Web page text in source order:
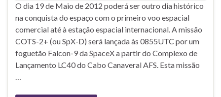
O dia 19 de Maio de 2012 poderá ser outro dia histórico
na conquista do espaço com o primeiro voo espacial
comercial até à estação espacial internacional. A missão
COTS-2+ (ou SpX-D) será lançada às 0855UTC por um
foguetão Falcon-9 da SpaceX a partir do Complexo de
Lançamento LC40 do Cabo Canaveral AFS. Esta missão